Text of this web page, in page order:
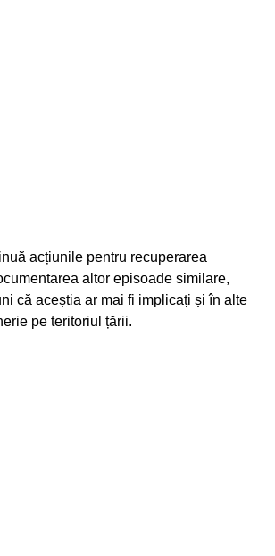
acțiunile pentru recuperarea
altor episoade similare,
că aceștia ar mai fi implicați și în alte
pe teritoriul țării.